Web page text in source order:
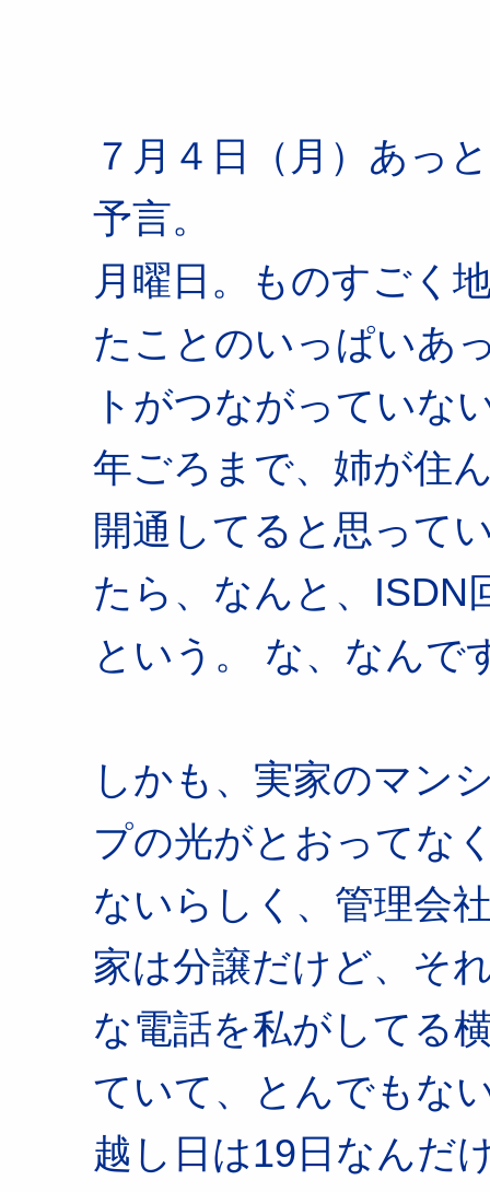
７月４日（月）あっ
予言。
月曜日。ものすごく
たことのいっぱいあ
トがつながっていな
年ごろまで、姉が住
開通してると思って
たら、なんと、ISDN
という。 な、なんで
しかも、実家のマン
プの光がとおってな
ないらしく、管理会
家は分譲だけど、そ
な電話を私がしてる
ていて、とんでもな
越し日は19日なんだ